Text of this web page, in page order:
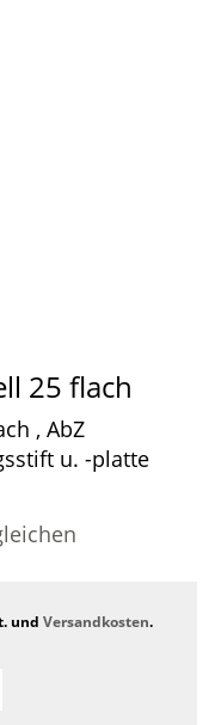
25 flach
, AbZ
u. -platte
und Versandkosten.